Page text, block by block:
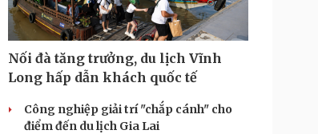
Nối đà tăng trưởng, du lịch Vĩnh
Long hấp dẫn khách quốc tế
Công nghiệp giải trí "chắp cánh" cho
điểm đến du lịch Gia Lai